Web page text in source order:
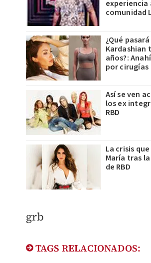
experiencia
comunidad
¿Qué
Kardashian
años?:
por cirugías
Así se ven
los ex
RBD
La crisis
María tras
de RBD
grb
TAGS RELACIONADOS: